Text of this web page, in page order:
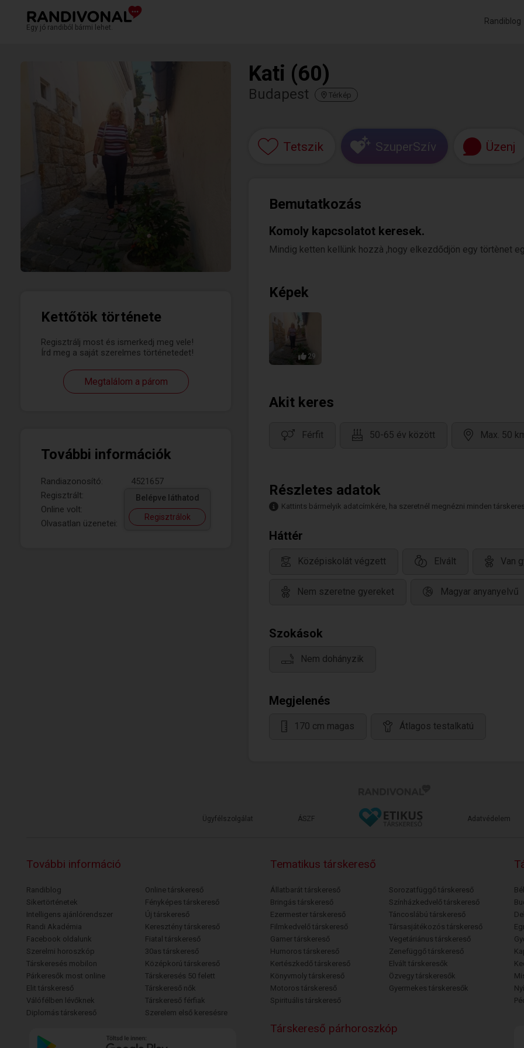
Egy jó randiból bármi lehet.
Randiblog
Kettőtök története
Regisztrálj most és ismerkedj meg vele!
Írd meg a saját szerelmes történetedet!
Megtalálom a párom
További információk
Randiazonosító:
4521657
Regisztrált:
Online volt:
Olvasatlan üzenetei:
Belépve láthatod
Regisztrálok
Kati (60)
Budapest Térkép
Tetszik SzuperSzív Üzenj
Bemutatkozás
Komoly kapcsolatot keresek.
Mindig ketten kellünk hozzà ,hogy elkezdődjön egy törtènet
Képek
29
Akit keres
Férfit 50-65 év között Max. 50
Részletes adatok
Kattints bármelyik adatcímkére, ha szeretnél megnézni minden
Háttér
Középiskolát végzett Elvált Van
Nem szeretne gyereket Magyar anyanyelvű
Szokások
Nem dohányzik
Megjelenés
170 cm magas Átlagos testalkatú
Ügyfélszolgálat ÁSZF Adatvédelem
További információ
Randiblog
Sikertörténetek
Intelligens ajánlórendszer
Randi Akadémia
Facebook oldalunk
Szerelmi horoszkóp
Társkeresés mobilon
Párkeresők most online
Elit társkereső
Válófélben lévőknek
Diplomás társkereső
Online társkereső
Fényképes társkereső
Új társkereső
Keresztény társkereső
Fiatal társkereső
30as társkereső
Középkorú társkereső
Társkeresés 50 felett
Társkereső nők
Társkereső férfiak
Szerelem első keresésre
Tematikus társkereső
Állatbarát társkereső
Bringás társkereső
Ezermester társkereső
Filmkedvelő társkereső
Gamer társkereső
Humoros társkereső
Kertészkedő társkereső
Könyvmoly társkereső
Motoros társkereső
Spirituális társkereső
Sorozatfüggő társkereső
Színházkedvelő társkereső
Táncoslábú társkereső
Társasjátékozós társkereső
Vegetáriánus társkereső
Zenefüggő társkereső
Elvált társkeresők
Özvegy társkeresők
Gyermekes társkeresők
Társkereső párhoroszkóp